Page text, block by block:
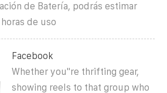
de Batería, podrás estimar
de uso
Facebook
Whether you''re thrifting gear,
showing reels to that group who